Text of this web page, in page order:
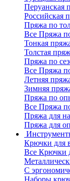
Перуанская
Российская
Пряжа по
Все Пряжа
Тонкая
Толстая
Пряжа по
Все Пряжа
Летняя
Зимняя
Пряжа по
Все Пряжа
Пряжа для
Пряжа для
Крючки для
Все Крючки
С
Наборы